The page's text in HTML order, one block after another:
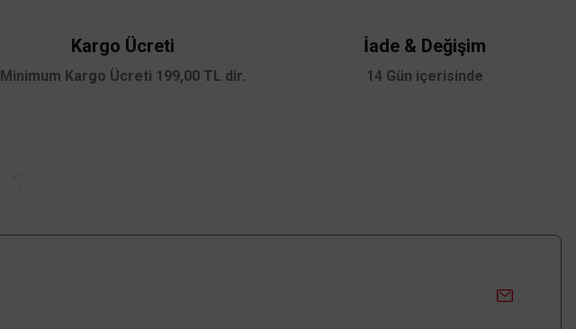
Kargo Ücreti
Minimum Kargo Ücreti 199,00 TL dir.
İade & Değişim
14 Gün içerisinde